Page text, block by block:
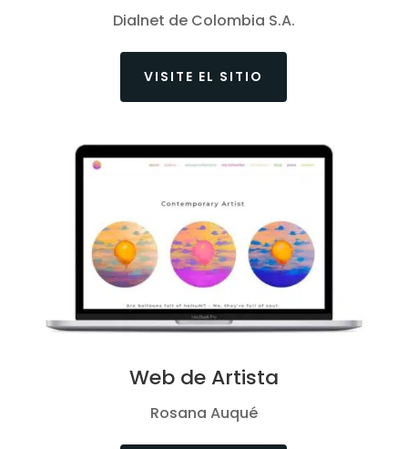
Dialnet de Colombia S.A.
VISITE EL SITIO
Web de Artista
Rosana Auqué